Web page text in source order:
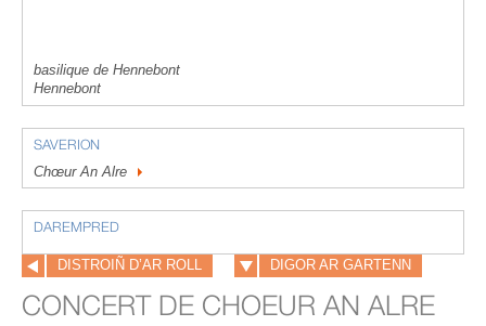
basilique de Hennebont
Hennebont
SAVERION
Chœur An Alre
DAREMPRED
DISTROIÑ D’AR ROLL DIGOR AR GARTENN
CONCERT DE CHOEUR AN ALRE